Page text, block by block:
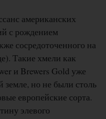
американских
с рождением
сосредоточенного на
Такие хмели как
и Brewers Gold уже
земле, но не были столь
европейские сорта.
элевого